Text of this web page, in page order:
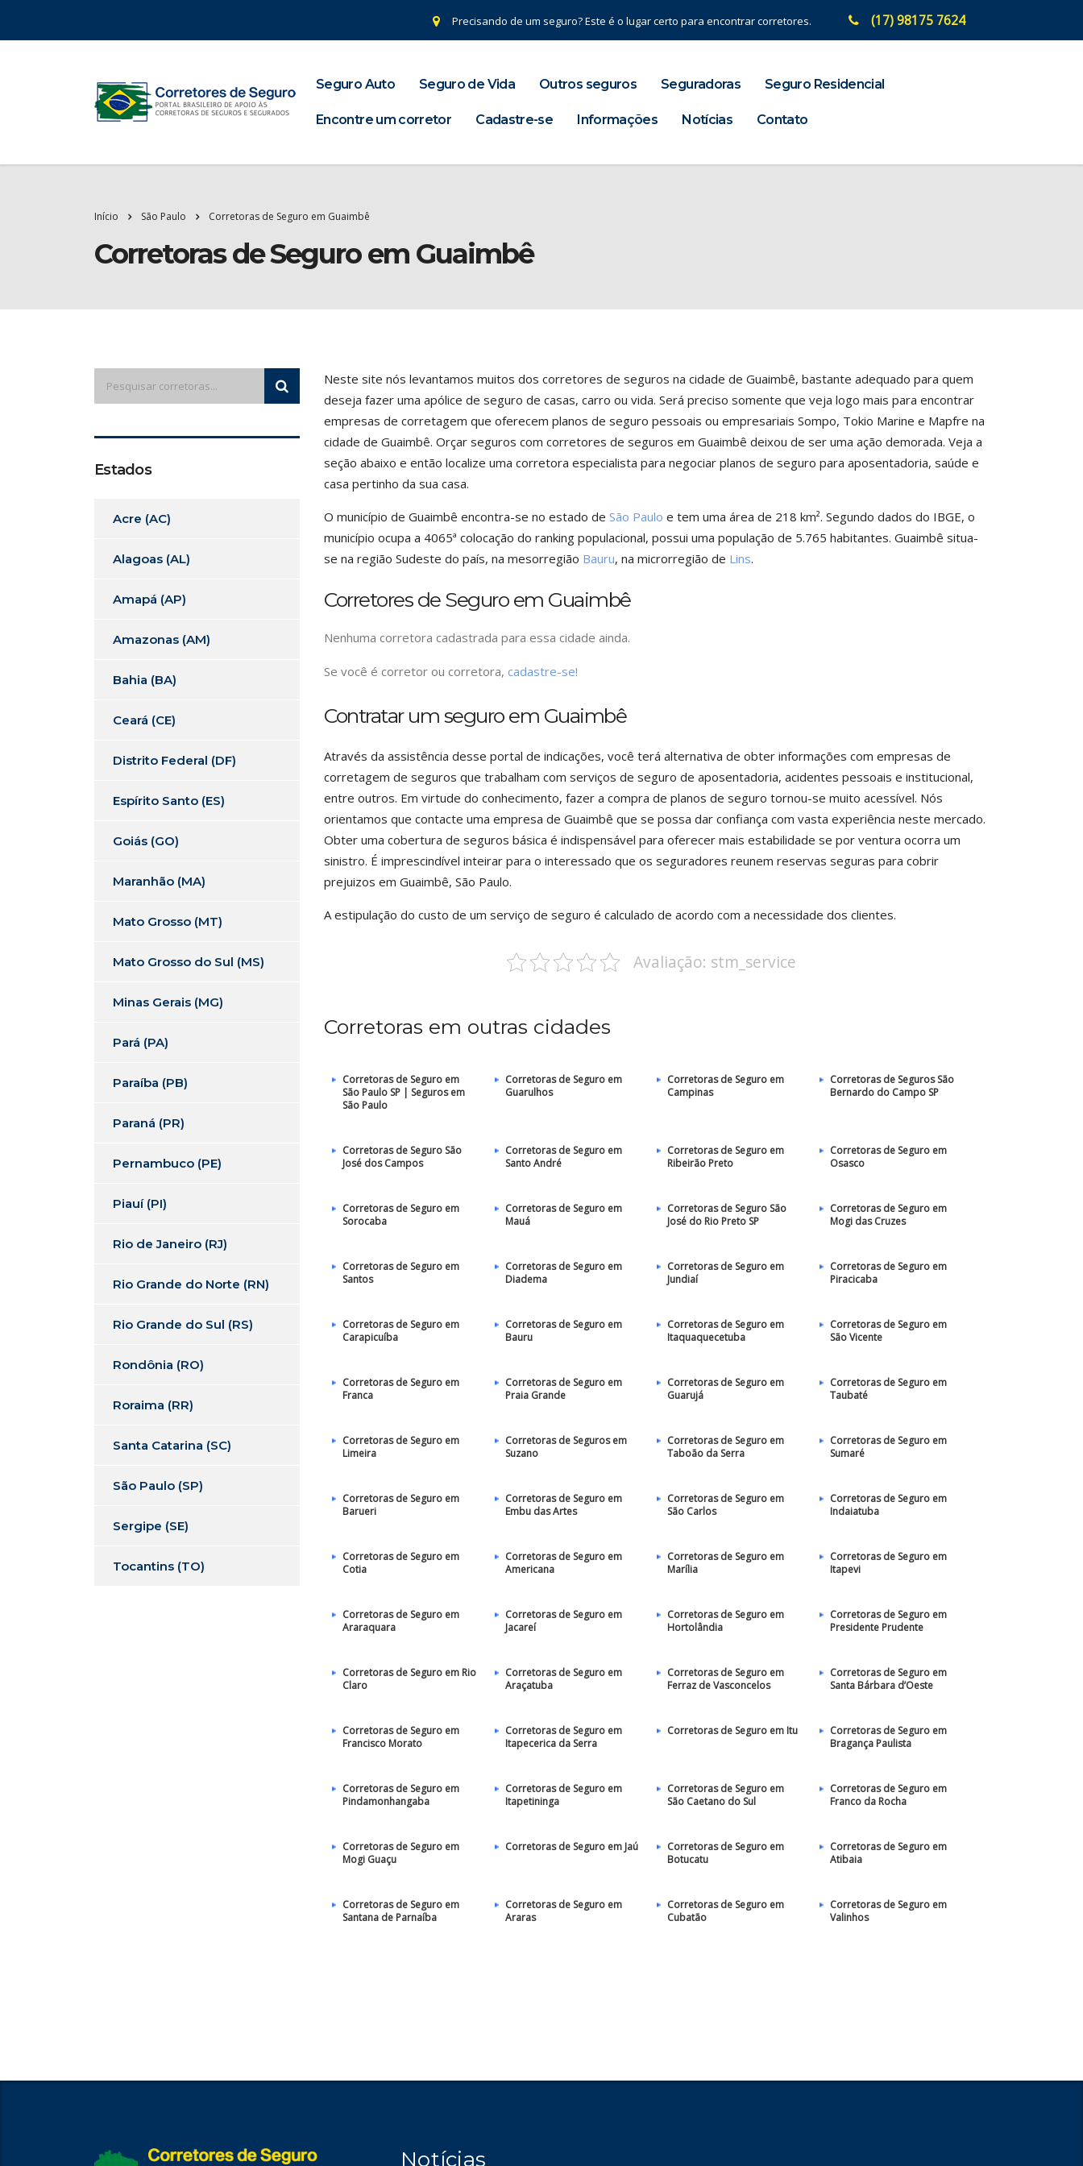
Precisando de um seguro? Este é o lugar certo para encontrar corretores. (17) 98175 7624
Seguro Auto Seguro de Vida Outros seguros Seguradoras Seguro Residencial
Encontre um corretor Cadastre-se Informações Notícias Contato
Início São Paulo Corretoras de Seguro em Guaimbê
Corretoras de Seguro em Guaimbê
Neste site nós levantamos muitos dos corretores de seguros na cidade de Guaimbê, bastante adequado para quem
deseja fazer uma apólice de seguro de casas, carro ou vida. Será preciso somente que veja logo mais para encontrar
empresas de corretagem que oferecem planos de seguro pessoais ou empresariais Sompo, Tokio Marine e Mapfre na
cidade de Guaimbê. Orçar seguros com corretores de seguros em Guaimbê deixou de ser uma ação demorada. Veja a
seção abaixo e então localize uma corretora especialista para negociar planos de seguro para aposentadoria, saúde e
casa pertinho da sua casa.
O município de Guaimbê encontra-se no estado de São Paulo e tem uma área de 218 km². Segundo dados do IBGE, o
município ocupa a 4065ª colocação do ranking populacional, possui uma população de 5.765 habitantes. Guaimbê situa-
se na região Sudeste do país, na mesorregião Bauru, na microrregião de Lins.
Corretores de Seguro em Guaimbê
Nenhuma corretora cadastrada para essa cidade ainda.
Se você é corretor ou corretora, cadastre-se!
Contratar um seguro em Guaimbê
Através da assistência desse portal de indicações, você terá alternativa de obter informações com empresas de
corretagem de seguros que trabalham com serviços de seguro de aposentadoria, acidentes pessoais e institucional,
entre outros. Em virtude do conhecimento, fazer a compra de planos de seguro tornou-se muito acessível. Nós
orientamos que contacte uma empresa de Guaimbê que se possa dar confiança com vasta experiência neste mercado.
Obter uma cobertura de seguros básica é indispensável para oferecer mais estabilidade se por ventura ocorra um
sinistro. É imprescindível inteirar para o interessado que os seguradores reunem reservas seguras para cobrir
prejuizos em Guaimbê, São Paulo.
A estipulação do custo de um serviço de seguro é calculado de acordo com a necessidade dos clientes.
Avaliação: stm_service
Corretoras em outras cidades
Corretoras de Seguro em
São Paulo SP | Seguros em
São Paulo
Corretoras de Seguro em
Guarulhos
Corretoras de Seguro em
Campinas
Corretoras de Seguros São
Bernardo do Campo SP
Corretoras de Seguro São
José dos Campos
Corretoras de Seguro em
Santo André
Corretoras de Seguro em
Ribeirão Preto
Corretoras de Seguro em
Osasco
Corretoras de Seguro em
Sorocaba
Corretoras de Seguro em
Mauá
Corretoras de Seguro São
José do Rio Preto SP
Corretoras de Seguro em
Mogi das Cruzes
Corretoras de Seguro em
Santos
Corretoras de Seguro em
Diadema
Corretoras de Seguro em
Jundiaí
Corretoras de Seguro em
Piracicaba
Corretoras de Seguro em
Carapicuíba
Corretoras de Seguro em
Bauru
Corretoras de Seguro em
Itaquaquecetuba
Corretoras de Seguro em
São Vicente
Corretoras de Seguro em
Franca
Corretoras de Seguro em
Praia Grande
Corretoras de Seguro em
Guarujá
Corretoras de Seguro em
Taubaté‎
Corretoras de Seguro em
Limeira
Corretoras de Seguros em
Suzano
Corretoras de Seguro em
Taboão da Serra
Corretoras de Seguro em
Sumaré
Corretoras de Seguro em
Barueri
Corretoras de Seguro em
Embu das Artes
Corretoras de Seguro em
São Carlos
Corretoras de Seguro em
Indaiatuba
Corretoras de Seguro em
Cotia
Corretoras de Seguro em
Americana
Corretoras de Seguro em
Marília
Corretoras de Seguro em
Itapevi
Corretoras de Seguro em
Araraquara
Corretoras de Seguro em
Jacareí
Corretoras de Seguro em
Hortolândia
Corretoras de Seguro em
Presidente Prudente
Corretoras de Seguro em Rio
Claro
Corretoras de Seguro em
Araçatuba
Corretoras de Seguro em
Ferraz de Vasconcelos
Corretoras de Seguro em
Santa Bárbara d’Oeste
Corretoras de Seguro em
Francisco Morato
Corretoras de Seguro em
Itapecerica da Serra
Corretoras de Seguro em Itu
Corretoras de Seguro em
Bragança Paulista
Corretoras de Seguro em
Pindamonhangaba
Corretoras de Seguro em
Itapetininga
Corretoras de Seguro em
São Caetano do Sul
Corretoras de Seguro em
Franco da Rocha
Corretoras de Seguro em
Mogi Guaçu
Corretoras de Seguro em Jaú
Corretoras de Seguro em
Botucatu
Corretoras de Seguro em
Atibaia
Corretoras de Seguro em
Santana de Parnaíba
Corretoras de Seguro em
Araras
Corretoras de Seguro em
Cubatão
Corretoras de Seguro em
Valinhos
Estados
Acre (AC)
Alagoas (AL)
Amapá (AP)
Amazonas (AM)
Bahia (BA)
Ceará (CE)
Distrito Federal (DF)
Espírito Santo (ES)
Goiás (GO)
Maranhão (MA)
Mato Grosso (MT)
Mato Grosso do Sul (MS)
Minas Gerais (MG)
Pará (PA)
Paraíba (PB)
Paraná (PR)
Pernambuco (PE)
Piauí (PI)
Rio de Janeiro (RJ)
Rio Grande do Norte (RN)
Rio Grande do Sul (RS)
Rondônia (RO)
Roraima (RR)
Santa Catarina (SC)
São Paulo (SP)
Sergipe (SE)
Tocantins (TO)
Notícias